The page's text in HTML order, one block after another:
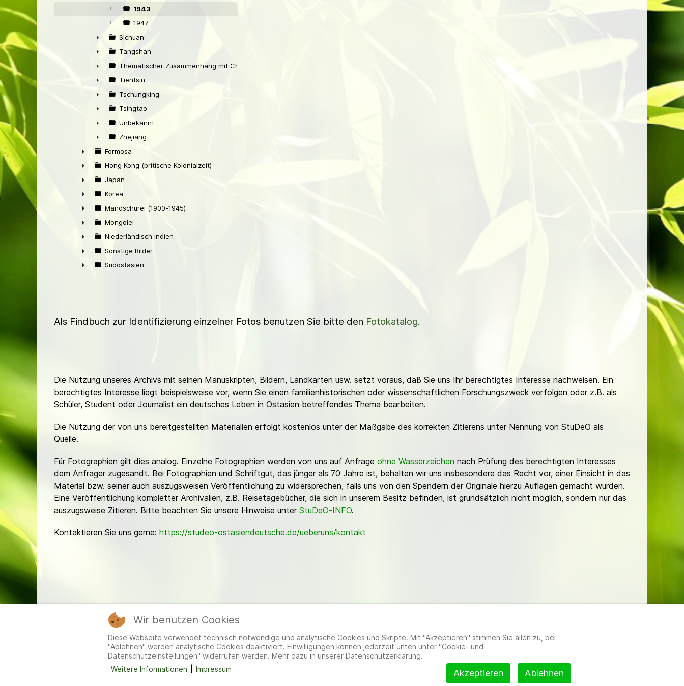
1943
1947
►
Sichuan
►
Tangshan
►
Thematischer Zusammenhang mit China
►
Tientsin
►
Tschungking
►
Tsingtao
►
Unbekannt
►
Zhejiang
►
Formosa
►
Hong Kong (britische Kolonialzeit)
►
Japan
►
Korea
►
Mandschurei (1900-1945)
►
Mongolei
►
Niederländisch Indien
►
Sonstige Bilder
Südostasien
Als Findbuch zur Identifizierung einzelner Fotos benutzen Sie bitte den Fotokatalog.
Die Nutzung unseres Archivs mit seinen Manuskripten, Bildern, Landkarten usw. setzt voraus, daß Sie uns Ihr berechtigtes Interesse nachweisen. Ein
berechtigtes Interesse liegt beispielsweise vor, wenn Sie einen familienhistorischen oder wissenschaftlichen Forschungszweck verfolgen oder z.B. als
Schüler, Student oder Journalist ein deutsches Leben in Ostasien betreffendes Thema bearbeiten.
Die Nutzung der von uns bereitgestellten Materialien erfolgt kostenlos unter der Maßgabe des korrekten Zitierens unter Nennung von StuDeO als
Quelle.
Für Fotographien gilt dies analog. Einzelne Fotographien werden von uns auf Anfrage ohne Wasserzeichen nach Prüfung des berechtigten Interesses
dem Anfrager zugesandt. Bei Fotographien und Schriftgut, das jünger als 70 Jahre ist, behalten wir uns insbesondere das Recht vor, einer Einsicht in das
Material bzw. seiner auch auszugsweisen Veröffentlichung zu widersprechen, falls uns von den Spendern der Originale hierzu Auflagen gemacht wurden.
Eine Veröffentlichung kompletter Archivalien, z.B. Reisetagebücher, die sich in unserem Besitz befinden, ist grundsätzlich nicht möglich, sondern nur das
auszugsweise Zitieren. Bitte beachten Sie unsere Hinweise unter StuDeO-INFO.
Kontaktieren Sie uns gerne: https://studeo-ostasiendeutsche.de/ueberuns/kontakt
Mitglieder
Wir benutzen Cookies
Diese Webseite verwendet technisch notwendige und analytische Cookies und Skripte. Mit "Akzeptieren" stimmen Sie allen zu, bei
"Ablehnen" werden analytische Cookies deaktiviert. Einwilligungen können jederzeit unten unter "Cookie- und
Datenschutzeinstellungen" widerrufen werden. Mehr dazu in unserer Datenschutzerklärung.
Akzeptieren Ablehnen
Weitere Informationen Impressum